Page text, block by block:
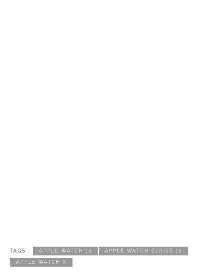
TAGS : APPLE WATCH 10 APPLE WATCH SERIES 10
APPLE WATCH X